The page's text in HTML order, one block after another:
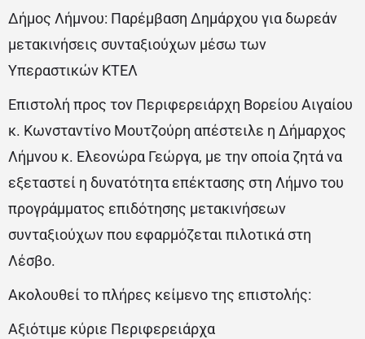
Δήμος Λήμνου: Παρέμβαση Δημάρχου για δωρεάν
μετακινήσεις συνταξιούχων μέσω των
Υπεραστικών ΚΤΕΛ
Επιστολή προς τον Περιφερειάρχη Βορείου Αιγαίου
κ. Κωνσταντίνο Μουτζούρη απέστειλε η Δήμαρχος
Λήμνου κ. Ελεονώρα Γεώργα, με την οποία ζητά να
εξεταστεί η δυνατότητα επέκτασης στη Λήμνο του
προγράμματος επιδότησης μετακινήσεων
συνταξιούχων που εφαρμόζεται πιλοτικά στη
Λέσβο.
Ακολουθεί το πλήρες κείμενο της επιστολής:
Αξιότιμε κύριε Περιφερειάρχα